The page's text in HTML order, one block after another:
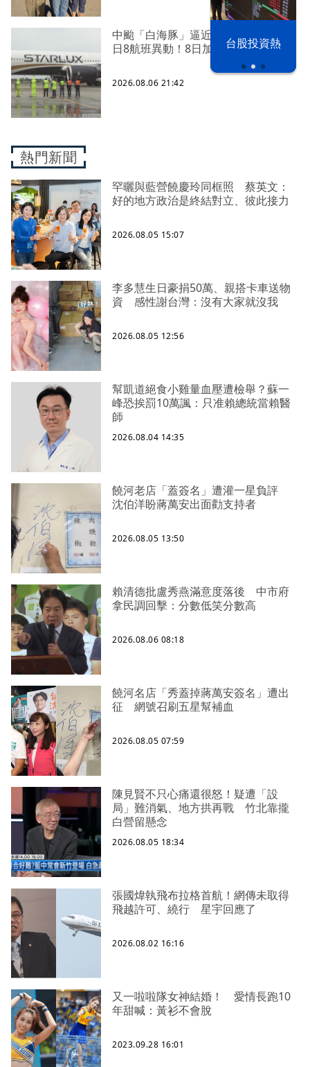
以色列 穹頂
之下
台股投資熱
中颱「白海豚」逼近北台灣 星宇台
日8航班異動！8日加開疏運
2026.08.06 21:42
熱門新聞
罕曬與藍營饒慶玲同框照 蔡英文：
好的地方政治是終結對立、彼此接力
2026.08.05 15:07
李多慧生日豪捐50萬、親搭卡車送物
資 感性謝台灣：沒有大家就沒我
2026.08.05 12:56
幫凱道絕食小雞量血壓遭檢舉？蘇一
峰恐挨罰10萬諷：只准賴總統當賴醫
師
2026.08.04 14:35
饒河老店「蓋簽名」遭灌一星負評
沈伯洋盼蔣萬安出面勸支持者
2026.08.05 13:50
賴清德批盧秀燕滿意度落後 中市府
拿民調回擊：分數低笑分數高
2026.08.06 08:18
饒河名店「秀蓋掉蔣萬安簽名」遭出
征 網號召刷五星幫補血
2026.08.05 07:59
陳見賢不只心痛還很怒！疑遭「設
局」難消氣、地方拱再戰 竹北靠攏
白營留懸念
2026.08.05 18:34
張國煒執飛布拉格首航！網傳未取得
飛越許可、繞行 星宇回應了
2026.08.02 16:16
又一啦啦隊女神結婚！ 愛情長跑10
年甜喊：黃衫不會脫
2023.09.28 16:01